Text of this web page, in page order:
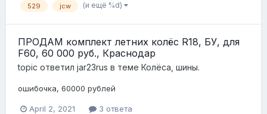
529 jcw (и ещё %d)
ПРОДА М комплект летних колёс R18, БУ, для
F60, 60 000 руб., Краснодар
topic ответил jar23rus в теме Колёса, шины.
ошибочка, 60000 рублей
April 2, 2021 3 ответа